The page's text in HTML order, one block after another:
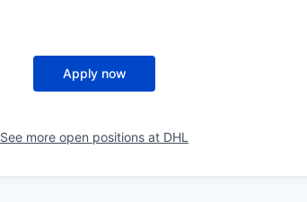
Apply now
See more open positions at DHL